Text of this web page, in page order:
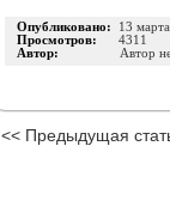
Опубликовано: 13
Просмотров: 4311
Автор:
Автор
<< Предыдущая